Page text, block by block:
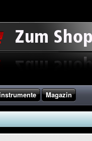
Magazin